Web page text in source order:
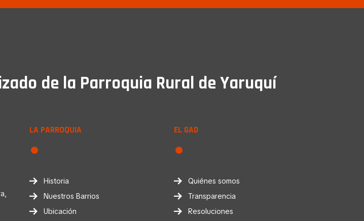
de la Parroquia Rural de Yaruquí
LA PARROQUIA
Historia
Nuestros Barrios
Ubicación
EL GAD
Quiénes somos
Transparencia
Resoluciones